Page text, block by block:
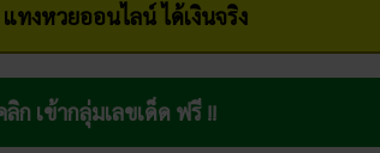
ทงหวยออนไลน์ ได้เงินจริง
ลิก เข้ากลุ่มเลขเด็ด ฟรี !!